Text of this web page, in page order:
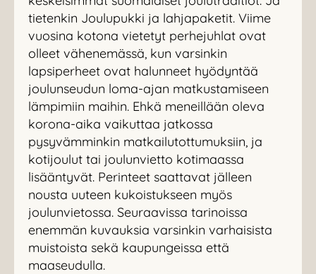
tietenkin Joulupukki ja lahjapaketit. Viime
vuosina kotona vietetyt perhejuhlat ovat
olleet vähenemässä, kun varsinkin
lapsiperheet ovat halunneet hyödyntää
joulunseudun loma-ajan matkustamiseen
lämpimiin maihin. Ehkä meneillään oleva
korona-aika vaikuttaa jatkossa
pysyvämminkin matkailutottumuksiin, ja
kotijoulut tai joulunvietto kotimaassa
lisääntyvät. Perinteet saattavat jälleen
nousta uuteen kukoistukseen myös
joulunvietossa. Seuraavissa tarinoissa
enemmän kuvauksia varsinkin varhaisista
muistoista sekä kaupungeissa että
maaseudulla.